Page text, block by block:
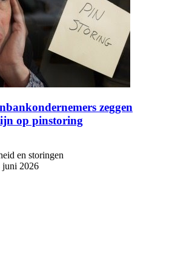
zeggen
op pinstoring
en storingen
juni 2026